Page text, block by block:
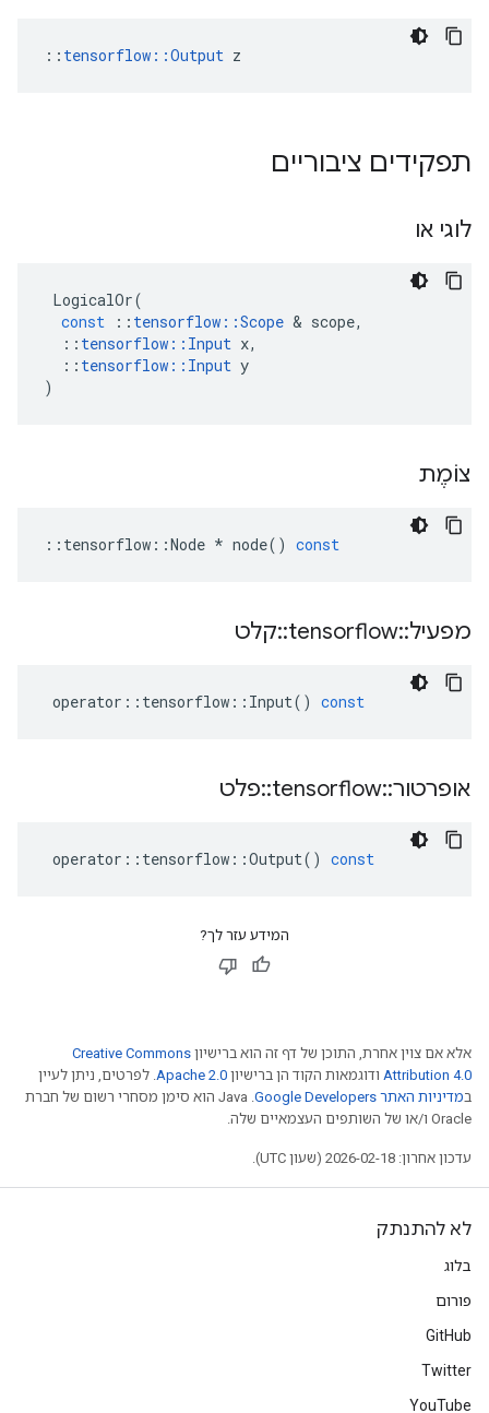
:: tensorflow::Output z
תפקידים ציבוריים
לוגי או
LogicalOr(
const
:: tensorflow ::Scope & scope,
:: tensorflow :: Input x,
:: tensorflow :: Input y
)
צוֹמֶת
:: tensorflow ::Node * node() const
מפעיל::
tensorflow
::קלט
operator :: tensorflow :: Input() const
אופרטור::
tensorflow
::פלט
operator :: tensorflow ::Output() const
המידע עזר לך?
אלא אם צוין אחרת, התוכן של דף זה הוא ברישיון Creative Commons
Attribution 4.0 ודוגמאות הקוד הן ברישיון Apache 2.0. לפרטים, ניתן לעיין
במדיניות האתר Google Developers‏
.‏ Java הוא סימן מסחרי רשום של חברת
Oracle ו/או של השותפים העצמאיים שלה.
עדכון אחרון: 2026-02-18 (שעון UTC).
לא להתנתק
בלוג
פורום
GitHub
Twitter
YouTube